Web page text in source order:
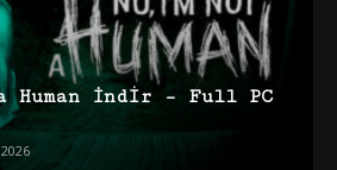
Human İndir – Full PC